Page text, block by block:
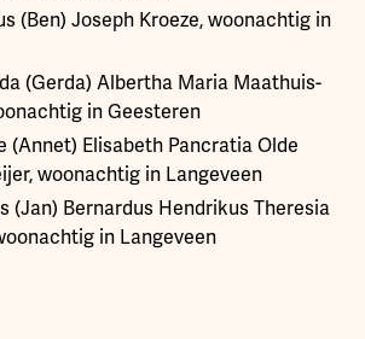
(Ben) Joseph Kroeze, woonachtig in
(Gerda) Albertha Maria Maathuis-
in Geesteren
(Annet) Elisabeth Pancratia Olde
woonachtig in Langeveen
(Jan) Bernardus Hendrikus Theresia
in Langeveen